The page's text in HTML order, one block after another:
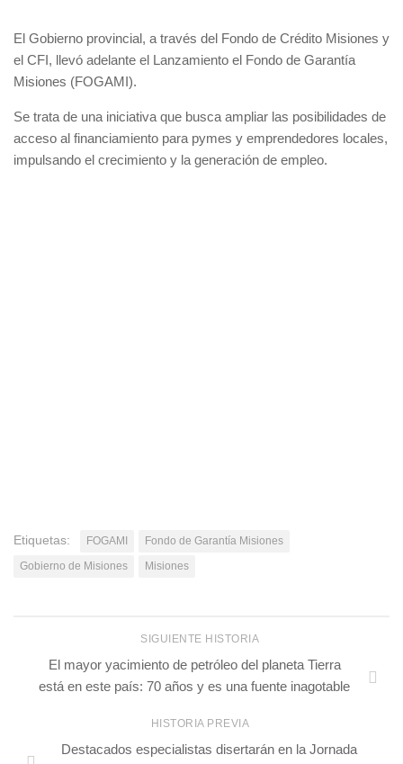
El Gobierno provincial, a través del Fondo de Crédito Misiones y
el CFI, llevó adelante el Lanzamiento el Fondo de Garantía
Misiones (FOGAMI).
Se trata de una iniciativa que busca ampliar las posibilidades de
acceso al financiamiento para pymes y emprendedores locales,
impulsando el crecimiento y la generación de empleo.
Etiquetas: FOGAMI
Fondo de Garantía Misiones
Gobierno de Misiones
Misiones
SIGUIENTE HISTORIA
El mayor yacimiento de petróleo del planeta Tierra
está en este país: 70 años y es una fuente inagotable
HISTORIA PREVIA
Destacados especialistas disertarán en la Jornada